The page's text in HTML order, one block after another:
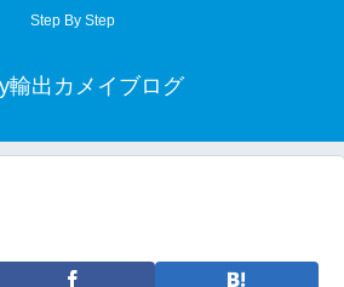
Step By Step
輸出カメイブログ